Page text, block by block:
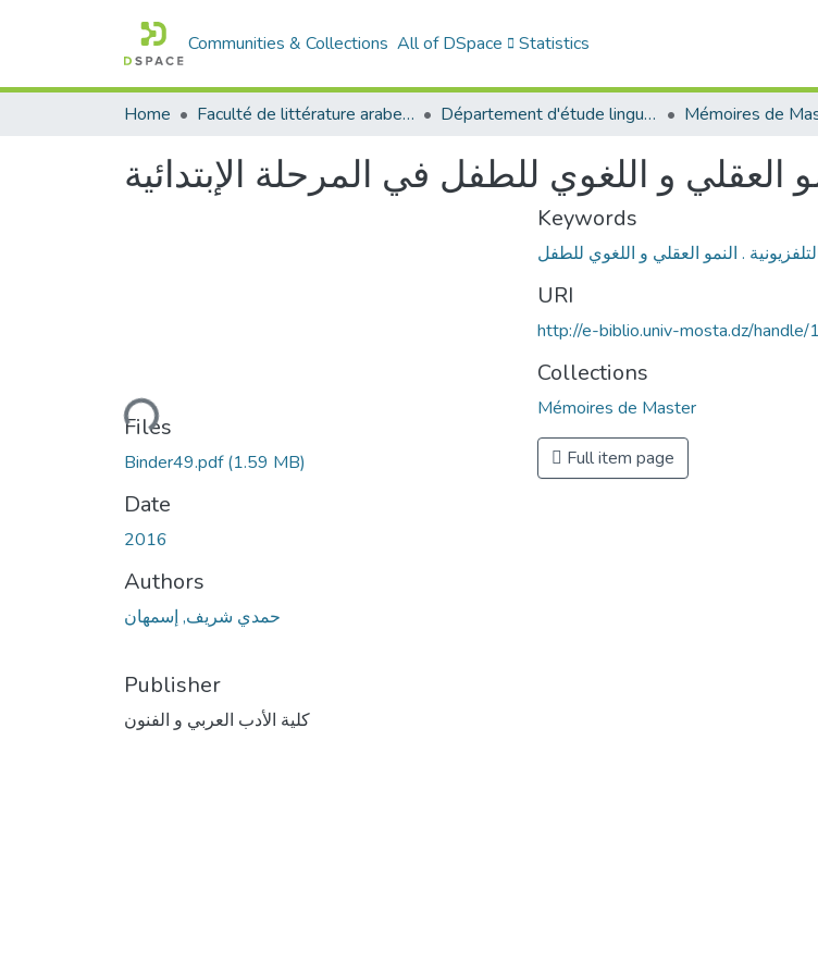
Communities & Collections All of DSpace Statistics
Home Faculté de littérature arabe et des arts Département d'étude linguistique Mémoires de
العقلي و اللغوي للطفل في المرحلة الإبتدائية
Loading...
Files
Binder49.pdf(1.59 MB)
Date
2016
Authors
حمدي شريف, إسمهان
Publisher
كلية الأدب العربي و الفنون
Keywords
. النمو العقلي و اللغوي للطفل
URI
http://e-biblio.univ-mosta.dz/
Collections
Mémoires de Master
Full item page